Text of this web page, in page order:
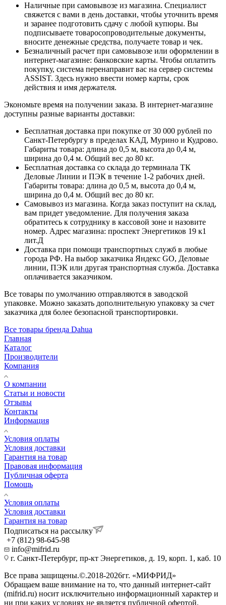
Наличные при самовывозе из магазина. Специалист
свяжется с вами в день доставки, чтобы уточнить время
и заранее подготовить сдачу с любой купюры. Вы
подписываете товаросопроводительные документы,
вносите денежные средства, получаете товар и чек.
Безналичный расчет при самовывозе или оформлении в
интернет-магазине: банковские карты. Чтобы оплатить
покупку, система перенаправит вас на сервер системы
ASSIST. Здесь нужно ввести номер карты, срок
действия и имя держателя.
Экономьте время на получении заказа. В интернет-магазине
доступны разные варианты доставки:
Бесплатная доставка при покупке от 30 000 рублей по
Санкт-Петербургу в пределах КАД, Мурино и Кудрово.
Габариты товара: длина до 0,5 м, высота до 0,4 м,
ширина до 0,4 м. Общий вес до 80 кг.
Бесплатная доставка со склада до терминала ТК
Деловые Линии и ПЭК в течение 1-2 рабочих дней.
Габариты товара: длина до 0,5 м, высота до 0,4 м,
ширина до 0,4 м. Общий вес до 80 кг.
Самовывоз из магазина. Когда заказ поступит на склад,
вам придет уведомление. Для получения заказа
обратитесь к сотруднику в кассовой зоне и назовите
номер. Адрес магазина: проспект Энергетиков 19 к1
лит.Д
Доставка при помощи транспортных служб в любые
города РФ. На выбор заказчика Яндекс GO, Деловые
линии, ПЭК или другая транспортная служба. Доставка
оплачивается заказчиком.
Все товары по умолчанию отправляются в заводской
упаковке. Можно заказать дополнительную упаковку за счет
заказчика для более безопасной транспортировки.
Все товары бренда Dahua
Главная
Каталог
Производители
Компания
О компании
Статьи и новости
Отзывы
Контакты
Информация
Условия оплаты
Условия доставки
Гарантия на товар
Правовая информация
Публичная оферта
Помощь
Условия оплаты
Условия доставки
Гарантия на товар
Подписаться на рассылку
+7 (812) 98-645-98
info@mifrid.ru
г. Санкт-Петербург, пр-кт Энергетиков, д. 19, корп. 1, каб. 10
Все права защищены.©.2018-2026гг. «МИФРИД»
Обращаем ваше внимание на то, что данный интернет-сайт
(mifrid.ru) носит исключительно информационный характер и
ни при каких условиях не является публичной офертой,